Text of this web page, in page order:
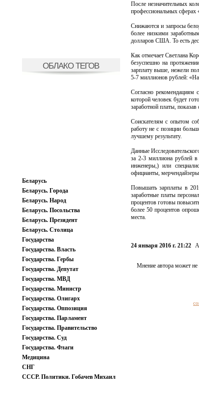
ОБЛАКО ТЕГОВ
Беларусь
Беларусь. Города
Беларусь. Народ
Беларусь. Посольства
Беларусь. Президент
Беларусь. Столица
Государства
Государства. Власть
Государства. Гербы
Государства. Депутат
Государства. МВД
Государства. Министр
Государства. Олигарх
Государства. Оппозиция
Государства. Парламент
Государства. Правительство
Государства. Суд
Государства. Флаги
Медицина
СНГ
СССР. Политики. Гобачев Михаил
После незначительных
профессиональных сферах
Снижаются и запросы
более низкими
долларов США. То есть
Как отмечает Светлана
безуспешно на
зарплату выше, нежели
5-7 миллионов рублей: «На
Согласно рекомендациям
которой человек будет
заработной платы,
Соискателям с опытом
работу не с позиции
лучшему результату.
Данные
за 2-3 миллиона рублей
инженеры,) или
официанты,
Повышать зарплаты в
заработные платы
процентов готовы
более 50 процентов
места.
24 января 2016 г. 21:22
Мнение автора может не